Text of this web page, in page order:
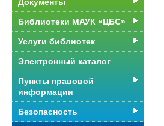
Библиотеки МАУК «ЦБС»
Услуги библиотек
Электронный каталог
Пункты правовой
информации
Безопасность